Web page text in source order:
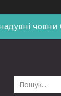
човни